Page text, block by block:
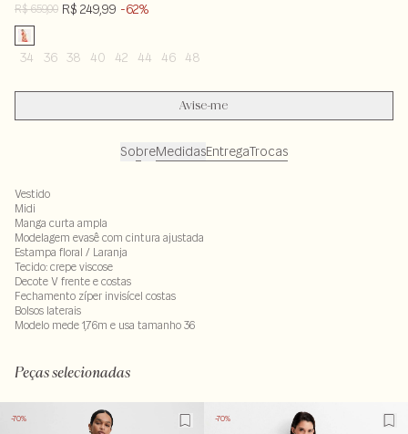
R$ 659,00 R$ 249,99 -62%
34 36 38 40 42 44 46 48
Avise-me
SobreMedidasEntregaTrocas
Vestido
Midi
Manga curta ampla
Modelagem evasê com cintura ajustada
Estampa floral / Laranja
Tecido: crepe viscose
Decote V frente e costas
Fechamento zíper invisícel costas
Bolsos laterais
Modelo mede 1,76m e usa tamanho 36
Peças selecionadas
-70% -70%